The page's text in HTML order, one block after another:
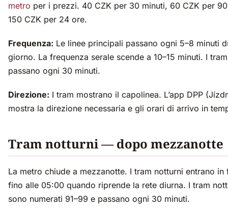
metro per i prezzi. 40 CZK per 30 minuti, 60 CZK per
150 CZK per 24 ore.
Frequenza: Le linee principali passano ogni 5–8 minuti
giorno. La frequenza serale scende a 10–15 minuti. I
passano ogni 30 minuti.
Direzione: I tram mostrano il capolinea. L’app DPP
mostra la direzione necessaria e gli orari di arrivo in
Tram notturni — dopo mezzanotte
La metro chiude a mezzanotte. I tram notturni entrano in
fino alle 05:00 quando riprende la rete diurna. I tram
sono numerati 91–99 e passano ogni 30 minuti.